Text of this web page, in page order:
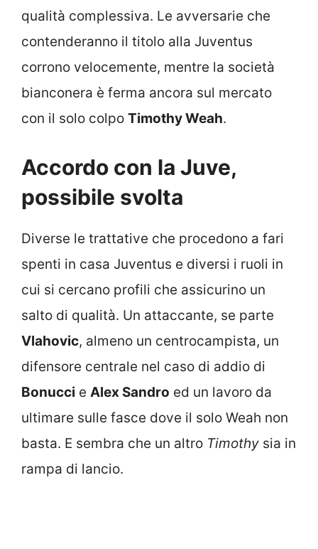
qualità complessiva. Le avversarie che
contenderanno il titolo alla Juventus
corrono velocemente, mentre la società
bianconera è ferma ancora sul mercato
con il solo colpo Timothy Weah.
Accordo con la Juve,
possibile svolta
Diverse le trattative che procedono a fari
spenti in casa Juventus e diversi i ruoli in
cui si cercano profili che assicurino un
salto di qualità. Un attaccante, se parte
Vlahovic, almeno un centrocampista, un
difensore centrale nel caso di addio di
Bonucci e Alex Sandro ed un lavoro da
ultimare sulle fasce dove il solo Weah non
basta. E sembra che un altro Timothy sia in
rampa di lancio.